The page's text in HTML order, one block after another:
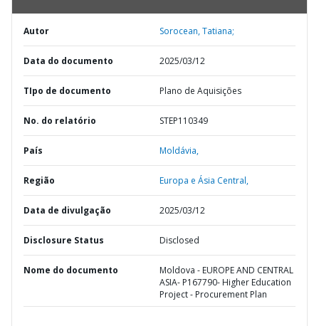
Autor Sorocean, Tatiana;
Data do documento 2025/03/12
TIpo de documento Plano de Aquisições
No. do relatório STEP110349
País Moldávia,
Região Europa e Ásia Central,
Data de divulgação 2025/03/12
Disclosure Status Disclosed
Nome do documento
Moldova - EUROPE AND CENTRAL
ASIA- P167790- Higher Education
Project - Procurement Plan